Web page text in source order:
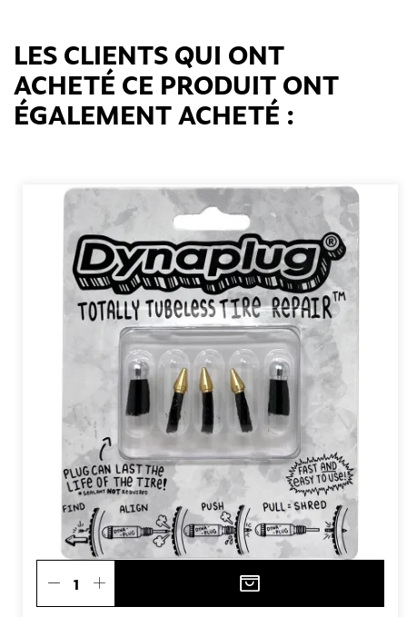
LES CLIENTS QUI ONT
ACHETÉ CE PRODUIT ONT
ÉGALEMENT ACHETÉ :